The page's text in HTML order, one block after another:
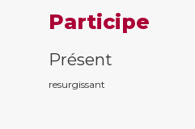
Participe
Présent
resurgissant